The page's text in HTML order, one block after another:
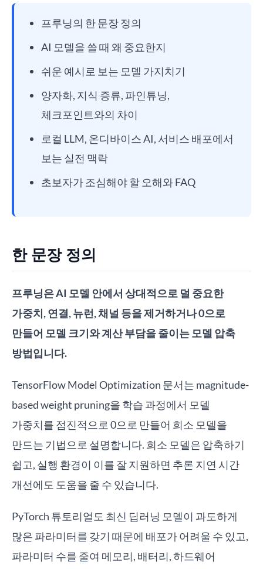
프루닝의 한 문장 정의
AI 모델을 쓸 때 왜 중요한지
쉬운 예시로 보는 모델 가지치기
양자화, 지식 증류, 파인튜닝,
체크포인트와의 차이
로컬 LLM, 온디바이스 AI, 서비스 배포에서
보는 실전 맥락
초보자가 조심해야 할 오해와 FAQ
한 문장 정의
프루닝은 AI 모델 안에서 상대적으로 덜 중요한
가중치, 연결, 뉴런, 채널 등을 제거하거나 0으로
만들어 모델 크기와 계산 부담을 줄이는 모델 압축
방법입니다.
TensorFlow Model Optimization 문서는 magnitude-
based weight pruning을 학습 과정에서 모델
가중치를 점진적으로 0으로 만들어 희소 모델을
만드는 기법으로 설명합니다. 희소 모델은 압축하기
쉽고, 실행 환경이 이를 잘 지원하면 추론 지연 시간
개선에도 도움을 줄 수 있습니다.
PyTorch 튜토리얼도 최신 딥러닝 모델이 과도하게
많은 파라미터를 갖기 때문에 배포가 어려울 수 있고,
파라미터 수를 줄여 메모리, 배터리, 하드웨어